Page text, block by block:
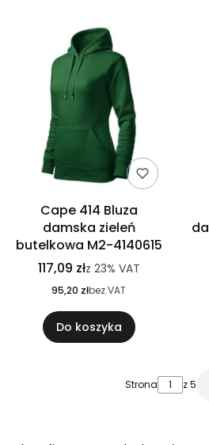
Cape 414 Bluza
damska zieleń
butelkowa M2-4140615
117,09 złz 23% VAT
95,20 złbez VAT
Do koszyka
Strona z 5